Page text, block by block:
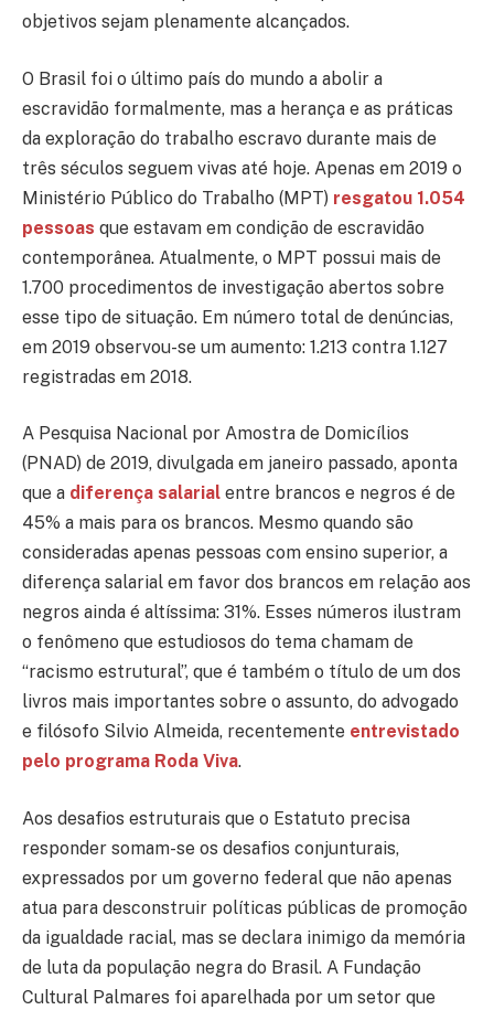
objetivos sejam plenamente alcançados.
O Brasil foi o último país do mundo a abolir a
escravidão formalmente, mas a herança e as práticas
da exploração do trabalho escravo durante mais de
três séculos seguem vivas até hoje. Apenas em 2019 o
Ministério Público do Trabalho (MPT) resgatou 1.054
pessoas que estavam em condição de escravidão
contemporânea. Atualmente, o MPT possui mais de
1.700 procedimentos de investigação abertos sobre
esse tipo de situação. Em número total de denúncias,
em 2019 observou-se um aumento: 1.213 contra 1.127
registradas em 2018.
A Pesquisa Nacional por Amostra de Domicílios
(PNAD) de 2019, divulgada em janeiro passado, aponta
que a diferença salarial entre brancos e negros é de
45% a mais para os brancos. Mesmo quando são
consideradas apenas pessoas com ensino superior, a
diferença salarial em favor dos brancos em relação aos
negros ainda é altíssima: 31%. Esses números ilustram
o fenômeno que estudiosos do tema chamam de
“racismo estrutural”, que é também o título de um dos
livros mais importantes sobre o assunto, do advogado
e filósofo Silvio Almeida, recentemente entrevistado
pelo programa Roda Viva.
Aos desafios estruturais que o Estatuto precisa
responder somam-se os desafios conjunturais,
expressados por um governo federal que não apenas
atua para desconstruir políticas públicas de promoção
da igualdade racial, mas se declara inimigo da memória
de luta da população negra do Brasil. A Fundação
Cultural Palmares foi aparelhada por um setor que